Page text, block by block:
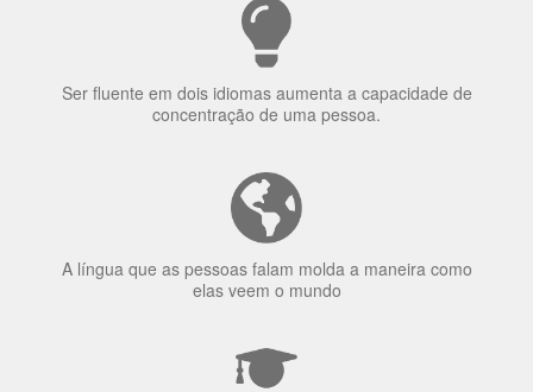
Ser fluente em dois idiomas aumenta a capacidade de
concentração de uma pessoa.
A língua que as pessoas falam molda a maneira como
elas veem o mundo